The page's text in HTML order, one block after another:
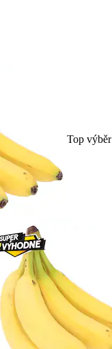
Top výběr